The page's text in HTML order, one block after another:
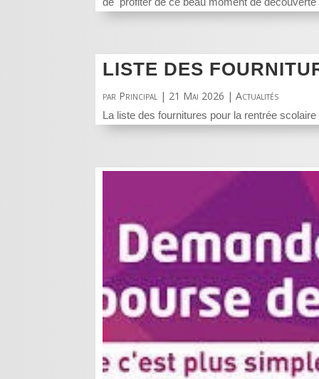
LISTE DES
par Principal | 21 Mai 2026 |Actualités
La liste des fournitures pour la rentrée